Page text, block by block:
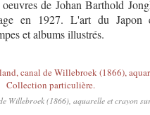
de Johan Barthold
en 1927. L'art du Japon
et albums illustrés.
Willebroek (1866), aquarelle et crayon